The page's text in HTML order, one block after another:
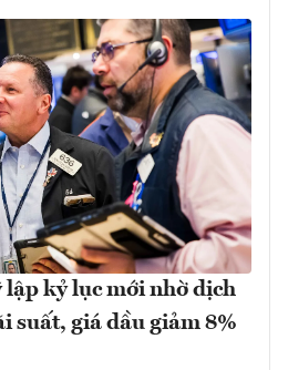
kỷ lục mới nhờ dịch
suất, giá dầu giảm 8%